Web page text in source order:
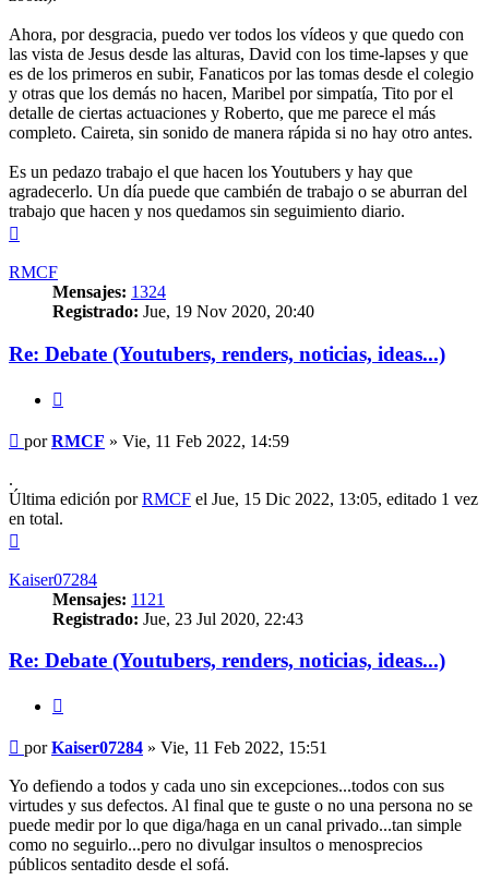
Ahora, por desgracia, puedo ver todos los vídeos y que quedo con
las vista de Jesus desde las alturas, David con los time-lapses y que
es de los primeros en subir, Fanaticos por las tomas desde el colegio
y otras que los demás no hacen, Maribel por simpatía, Tito por el
detalle de ciertas actuaciones y Roberto, que me parece el más
completo. Caireta, sin sonido de manera rápida si no hay otro antes.
Es un pedazo trabajo el que hacen los Youtubers y hay que
agradecerlo. Un día puede que cambién de trabajo o se aburran del
trabajo que hacen y nos quedamos sin seguimiento diario.
RMCF
Mensajes: 1324
Registrado: Jue, 19 Nov 2020, 20:40
Re: Debate (Youtubers, renders, noticias, ideas...)
Mensaje
porRMCF » Vie, 11 Feb 2022, 14:59
.
Última edición porRMCF el Jue, 15 Dic 2022, 13:05, editado 1 vez
en total.
Kaiser07284
Mensajes: 1121
Registrado: Jue, 23 Jul 2020, 22:43
Re: Debate (Youtubers, renders, noticias, ideas...)
Mensaje
porKaiser07284 » Vie, 11 Feb 2022, 15:51
Yo defiendo a todos y cada uno sin excepciones...todos con sus
virtudes y sus defectos. Al final que te guste o no una persona no se
puede medir por lo que diga/haga en un canal privado...tan simple
como no seguirlo...pero no divulgar insultos o menosprecios
públicos sentadito desde el sofá.